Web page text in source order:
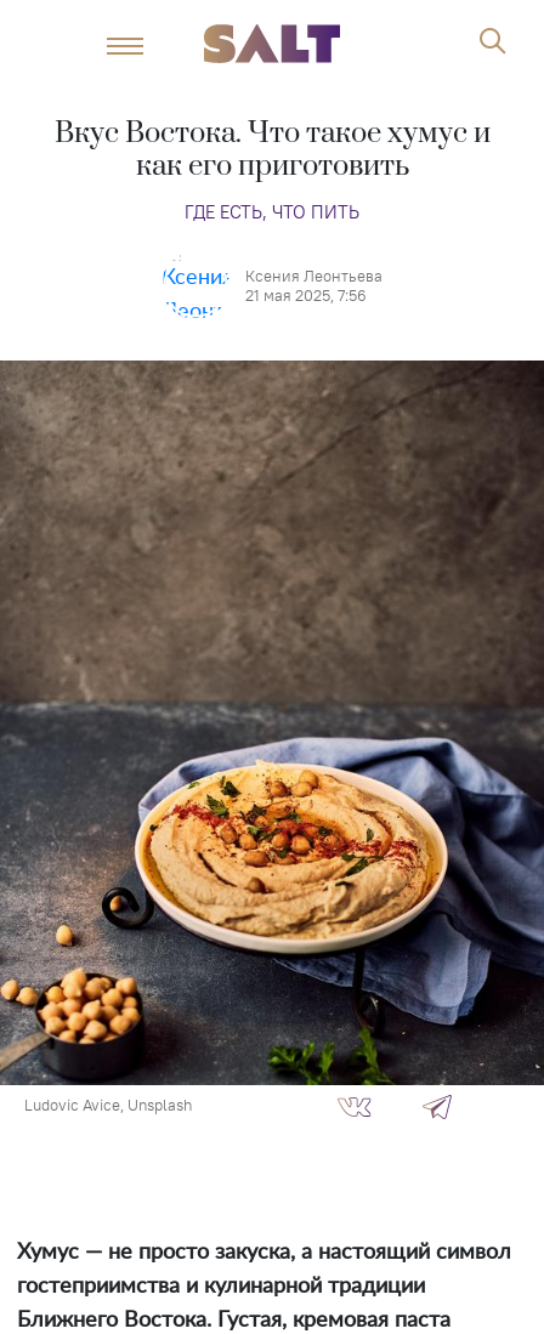
Вкус Востока. Что такое хумус и
как его приготовить
ГДЕ ЕСТЬ, ЧТО ПИТЬ
Ксения Леонтьева
21 мая 2025, 7:56
Ludovic Avice, Unsplash
Хумус — не просто закуска, а настоящий символ
гостеприимства и кулинарной традиции
Ближнего Востока. Густая, кремовая паста